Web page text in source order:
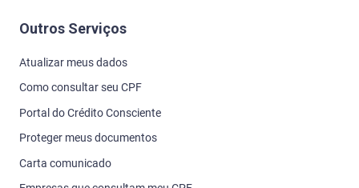
Outros Serviços
Atualizar meus dados
Como consultar seu CPF
Portal do Crédito Consciente
Proteger meus documentos
Carta comunicado